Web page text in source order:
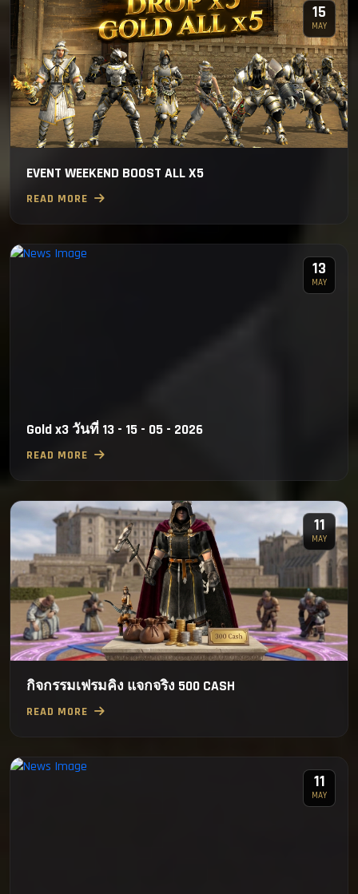
15
MAY
EVENT WEEKEND BOOST ALL X5
READ MORE
13
MAY
Gold x3 วันที่ 13 - 15 - 05 - 2026
READ MORE
11
MAY
กิจกรรมเฟรมคิง แจกจริง 500 CASH
READ MORE
11
MAY